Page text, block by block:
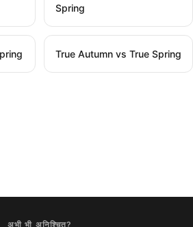
Spring
True Autumn vs True Spring
अभी भी अनिश्चित?